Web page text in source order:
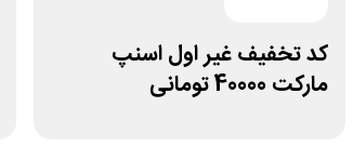
کد تخفیف غیر اول اسنپ
مارکت 40000 تومانی